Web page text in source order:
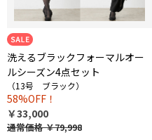
洗えるブラックフォーマルオー
ルシーズン4点セット
（13号 ブラック）
58%OFF！
￥33,000
通常価格￥79,998